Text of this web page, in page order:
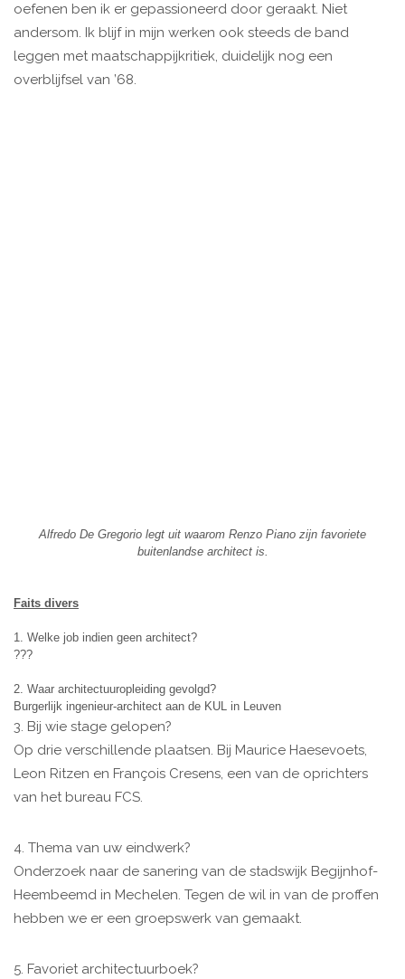
oefenen ben ik er gepassioneerd door geraakt. Niet
andersom. Ik blijf in mijn werken ook steeds de band
leggen met maatschappijkritiek, duidelijk nog een
overblijfsel van ’68.
Alfredo De Gregorio legt uit waarom Renzo Piano zijn favoriete
buitenlandse architect is.
Faits divers
1. Welke job indien geen architect?
???
2. Waar architectuuropleiding gevolgd?
Burgerlijk ingenieur-architect aan de KUL in Leuven
3. Bij wie stage gelopen?
Op drie verschillende plaatsen. Bij Maurice Haesevoets,
Leon Ritzen en François Cresens, een van de oprichters
van het bureau FCS.
4. Thema van uw eindwerk?
Onderzoek naar de sanering van de stadswijk Begijnhof-
Heembeemd in Mechelen. Tegen de wil in van de proffen
hebben we er een groepswerk van gemaakt.
5. Favoriet architectuurboek?